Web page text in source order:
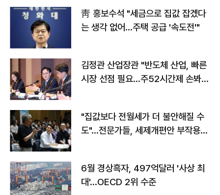
靑 홍보수석 "세금으로 집값 잡겠다
는 생각 없어…주택 공급 '속도전'"
김정관 산업장관 "반도체 산업, 빠른
시장 선점 필요…주52시간제 손봐
"집값보다 전월세가 더 불안해질 수
도"…전문가들, 세제개편안 부작용
6월 경상흑자, 497억달러 '사상 최
대'…OECD 2위 수준